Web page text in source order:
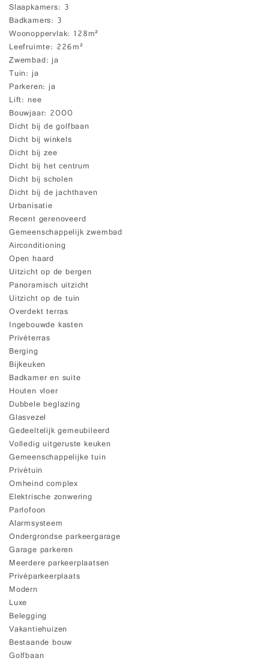
Slaapkamers 3
Badkamers 3
Woonoppervlak 128m²
Leefruimte 226m²
Zwembad ja
Tuin ja
Parkeren ja
Lift nee
Bouwjaar 2000
Dicht bij de golfbaan
Dicht bij winkels
Dicht bij zee
Dicht bij het centrum
Dicht bij scholen
Dicht bij de jachthaven
Urbanisatie
Recent gerenoveerd
Gemeenschappelijk zwembad
Airconditioning
Open haard
Uitzicht op de bergen
Panoramisch uitzicht
Uitzicht op de tuin
Overdekt terras
Ingebouwde kasten
Privéterras
Berging
Bijkeuken
Badkamer en suite
Houten vloer
Dubbele beglazing
Glasvezel
Gedeeltelijk gemeubileerd
Volledig uitgeruste keuken
Gemeenschappelijke tuin
Privétuin
Omheind complex
Elektrische zonwering
Parlofoon
Alarmsysteem
Ondergrondse parkeergarage
Garage parkeren
Meerdere parkeerplaatsen
Privéparkeerplaats
Modern
Luxe
Belegging
Vakantiehuizen
Bestaande bouw
Golfbaan